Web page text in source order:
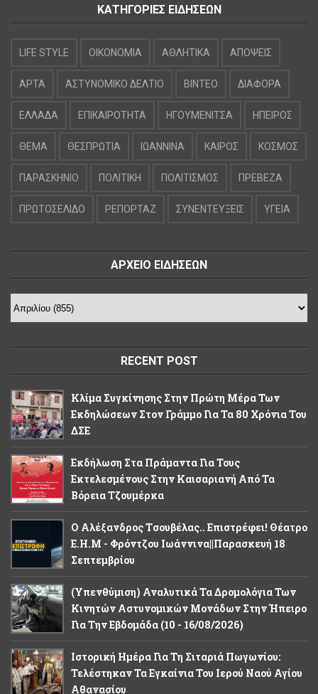
ΚΑΤΗΓΟΡΙΕΣ ΕΙΔΗΣΕΩΝ
LIFE STYLE OIKONOMIA ΑΘΛΗΤΙΚΑ ΑΠΟΨΕΙΣ
ΑΡΤΑ ΑΣΤΥΝΟΜΙΚΟ ΔΕΛΤΙΟ ΒΙΝΤΕΟ ΔΙΑΦΟΡΑ
ΕΛΛΑΔΑ ΕΠΙΚΑΙΡΟΤΗΤΑ ΗΓΟΥΜΕΝΙΤΣΑ ΗΠΕΙΡΟΣ
ΘΕΜΑ ΘΕΣΠΡΩΤΙΑ ΙΩΑΝΝΙΝΑ ΚΑΙΡΟΣ ΚΟΣΜΟΣ
ΠΑΡΑΣΚΗΝΙΟ ΠΟΛΙΤΙΚΗ ΠΟΛΙΤΙΣΜΟΣ ΠΡΕΒΕΖΑ
ΠΡΩΤΟΣΕΛΙΔΟ ΡΕΠΟΡΤΑΖ ΣΥΝΕΝΤΕΥΞΕΙΣ ΥΓΕΙΑ
ΑΡΧΕΙΟ ΕΙΔΗΣΕΩΝ
RECENT POST
Κλίμα Συγκίνησης Στην Πρώτη Μέρα Των
Εκδηλώσεων Στον Γράμμο Για Τα 80 Χρόνια Του
ΔΣΕ
Εκδήλωση Στα Πράμαντα Για Τους
Εκτελεσμένους Στην Καισαριανή Από Τα
Βόρεια Τζουμέρκα
Ο Αλέξανδρος Tσουβέλας.. Επιστρέφει! Θέατρο
Ε.Η.Μ - Φρόντζου Ιωάννινα||Παρασκευή 18
Σεπτεμβρίου
(Υπενθύμιση) Αναλυτικά Τα Δρομολόγια Των
Κινητών Αστυνομικών Μονάδων Στην Ήπειρο
Για Την Εβδομάδα (10 - 16/08/2026)
Ιστορική Ημέρα Για Τη Σιταριά Πωγωνίου:
Τελέστηκαν Τα Εγκαίνια Του Ιερού Ναού Αγίου
Αθανασίου